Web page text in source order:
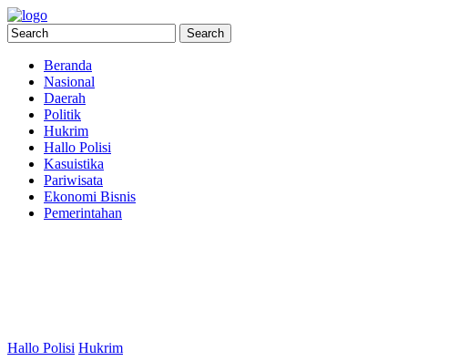
Beranda
Nasional
Daerah
Politik
Hukrim
Hallo Polisi
Kasuistika
Pariwisata
Ekonomi Bisnis
Pemerintahan
Hallo Polisi Hukrim